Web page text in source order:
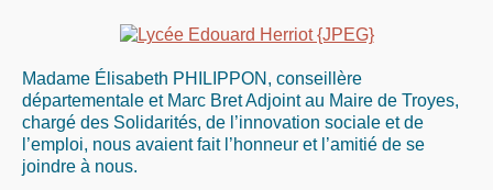
Madame Élisabeth PHILIPPON, conseillère
départementale et Marc Bret Adjoint au Maire de Troyes,
chargé des Solidarités, de l’innovation sociale et de
l’emploi, nous avaient fait l’honneur et l’amitié de se
joindre à nous.